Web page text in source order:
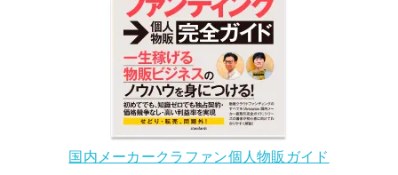
国内メーカークラファン個人物販ガイド